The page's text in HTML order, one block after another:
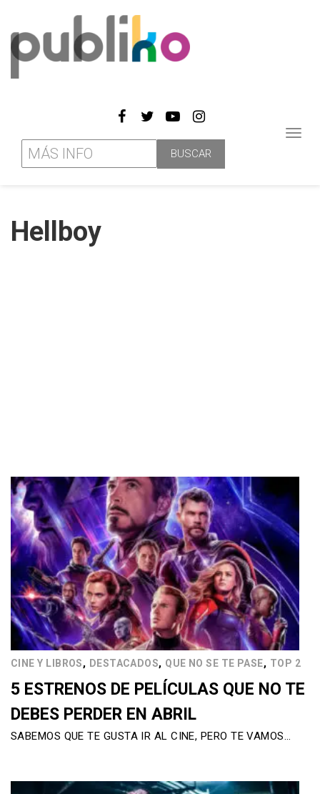
Hellboy
CINE Y LIBROS, DESTACADOS, QUE NO SE TE PASE, TOP 2
5 ESTRENOS DE PELÍCULAS QUE NO TE
DEBES PERDER EN ABRIL
SABEMOS QUE TE GUSTA IR AL CINE, PERO TE VAMOS…